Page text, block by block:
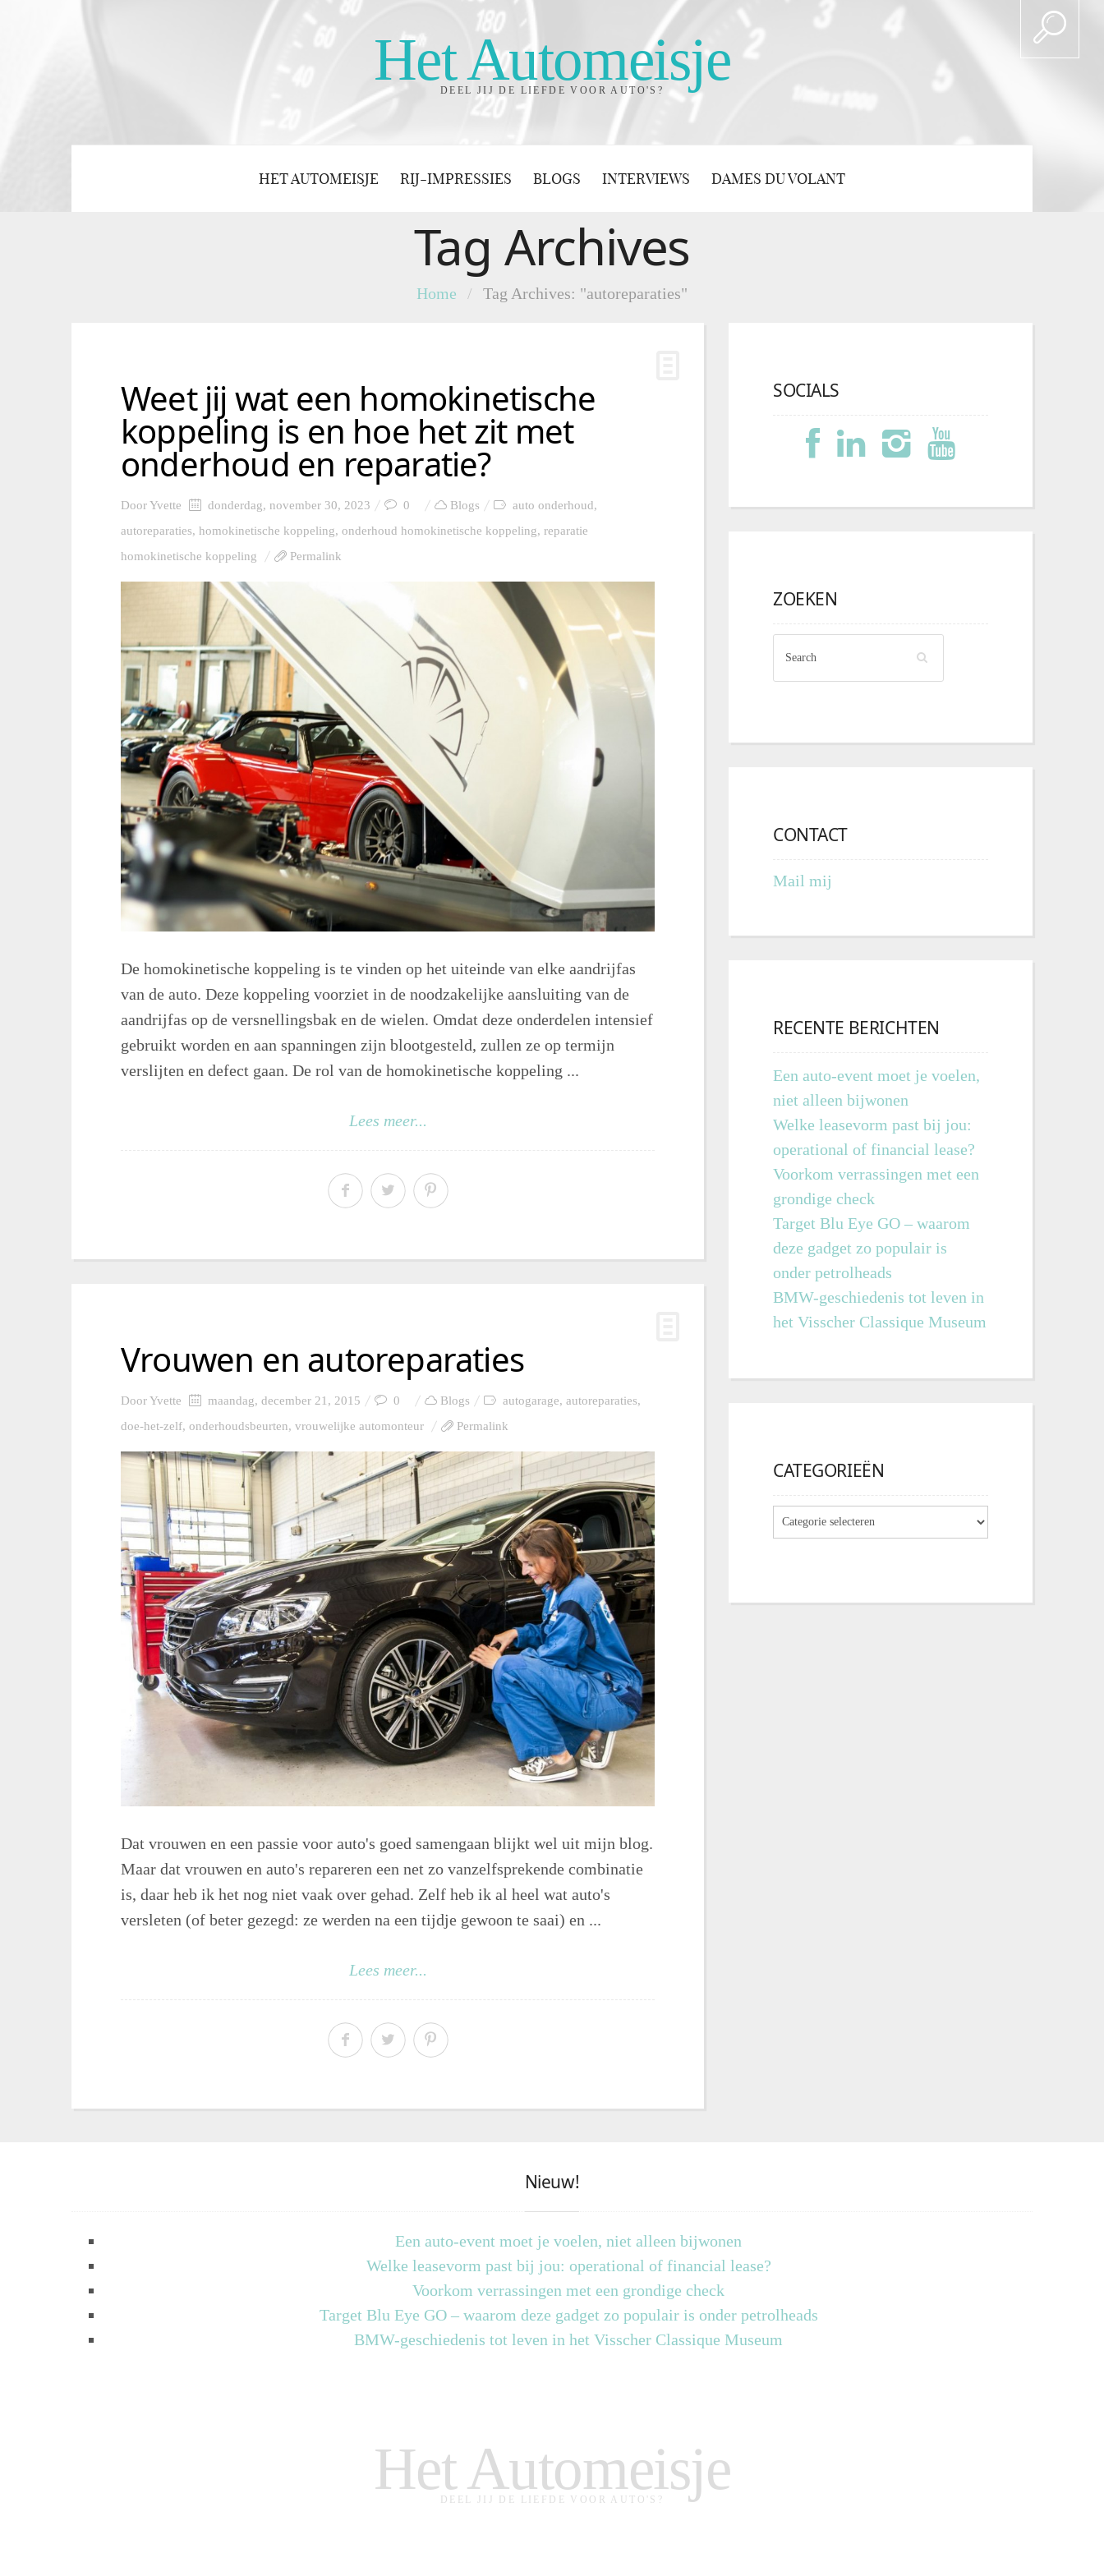
Het Automeisje
DEEL JIJ DE LIEFDE VOOR AUTO'S?
HET AUTOMEISJE RIJ-IMPRESSIES BLOGS INTERVIEWS DAMES DU VOLANT
Tag Archives
Home / Tag Archives: "autoreparaties"
Weet jij wat een homokinetische
koppeling is en hoe het zit met
onderhoud en reparatie?
DoorYvette donderdag, november 30, 2023 0 Blogs auto onderhoud,
autoreparaties, homokinetische koppeling, onderhoud homokinetische koppeling, reparatie
homokinetische koppeling
Permalink
De homokinetische koppeling is te vinden op het uiteinde van elke aandrijfas
van de auto. Deze koppeling voorziet in de noodzakelijke aansluiting van de
aandrijfas op de versnellingsbak en de wielen. Omdat deze onderdelen intensief
gebruikt worden en aan spanningen zijn blootgesteld, zullen ze op termijn
verslijten en defect gaan. De rol van de homokinetische koppeling ...
Lees meer...
Vrouwen en autoreparaties
DoorYvette maandag, december 21, 2015 0 Blogs autogarage, autoreparaties,
doe-het-zelf, onderhoudsbeurten, vrouwelijke automonteur Permalink
Dat vrouwen en een passie voor auto's goed samengaan blijkt wel uit mijn blog.
Maar dat vrouwen en auto's repareren een net zo vanzelfsprekende combinatie
is, daar heb ik het nog niet vaak over gehad. Zelf heb ik al heel wat auto's
versleten (of beter gezegd: ze werden na een tijdje gewoon te saai) en ...
Lees meer...
SOCIALS
ZOEKEN
CONTACT
Mail mij
RECENTE BERICHTEN
Een auto-event moet je voelen,
niet alleen bijwonen
Welke leasevorm past bij jou:
operational of financial lease?
Voorkom verrassingen met een
grondige check
Target Blu Eye GO – waarom
deze gadget zo populair is
onder petrolheads
BMW-geschiedenis tot leven in
het Visscher Classique Museum
CATEGORIEËN
Nieuw!
Een auto-event moet je voelen, niet alleen bijwonen
Welke leasevorm past bij jou: operational of financial lease?
Voorkom verrassingen met een grondige check
Target Blu Eye GO – waarom deze gadget zo populair is onder petrolheads
BMW-geschiedenis tot leven in het Visscher Classique Museum
Het Automeisje
DEEL JIJ DE LIEFDE VOOR AUTO'S?